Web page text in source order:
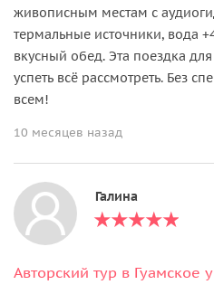
живописным местам с
термальные источники, вода
вкусный обед. Эта поездка
успеть всё рассмотреть. Без
всем!
10 месяцев назад
Галина